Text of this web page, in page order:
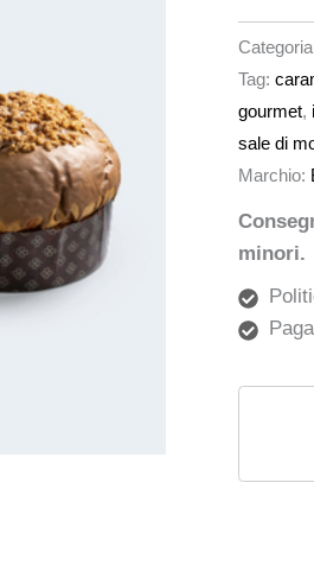
Tag:
gourmet,
sale di
Marchio:
minori.